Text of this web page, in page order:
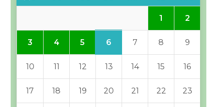
1 2
3 4 5 6 7 8 9
10 11 12 13 14 15 16
17 18 19 20 21 22 23